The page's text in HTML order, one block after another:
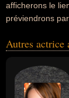
afficherons le
préviendrons
Autres actrice